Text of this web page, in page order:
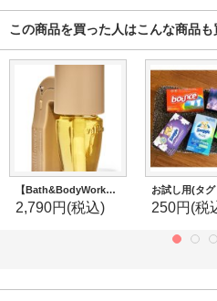
この商品を買った人はこんな商品も
【Bath&BodyWorks】香りの強さが調節できる★Wallflowers本体 Scent Control：トープ
2,790円(税込) 250円(税